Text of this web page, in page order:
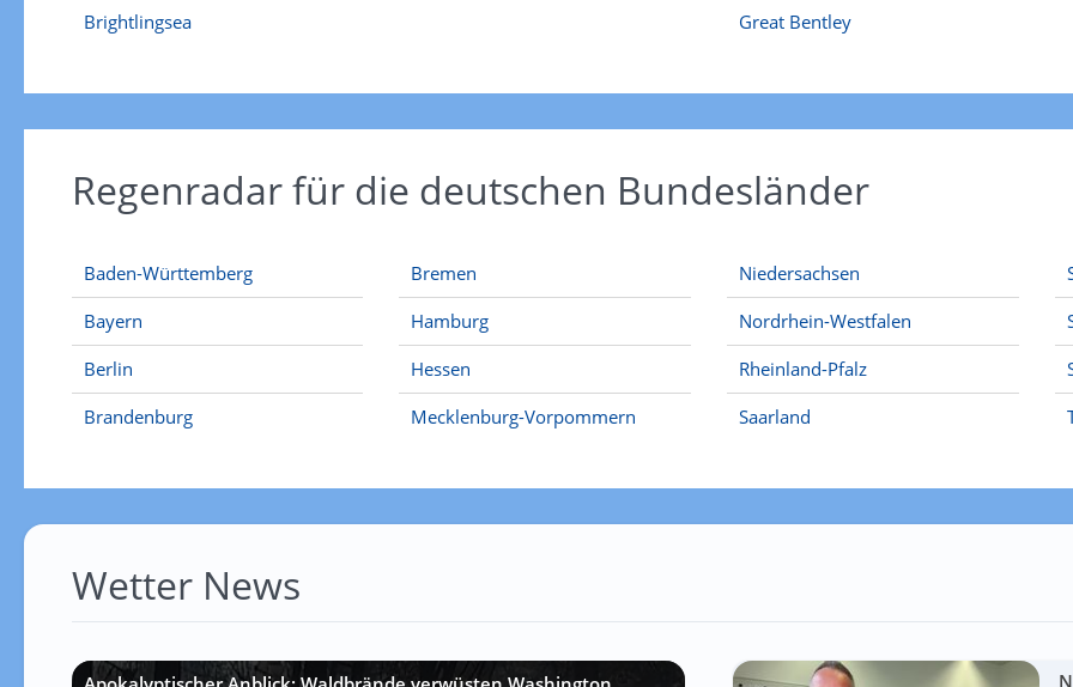
Brightlingsea
Great Bentley
Regenradar für die deutschen Bundesländer
Baden-Württemberg
Bayern
Berlin
Brandenburg
Bremen
Hamburg
Hessen
Mecklenburg-Vorpommern
Niedersachsen
Nordrhein-Westfalen
Rheinland-Pfalz
Saarland
Wetter News